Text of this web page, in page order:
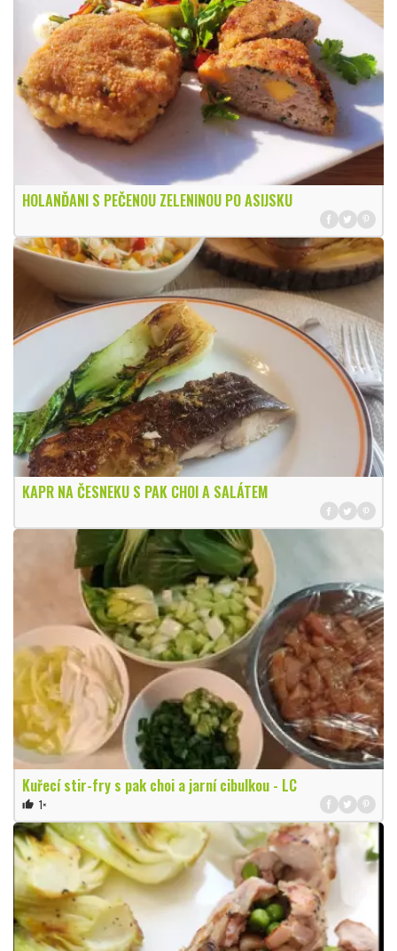
HOLANĎANI S PEČENOU ZELENINOU PO ASIJSKU
KAPR NA ČESNEKU S PAK CHOI A SALÁTEM
Kuřecí stir-fry s pak choi a jarní cibulkou - LC
thumb_up 1×